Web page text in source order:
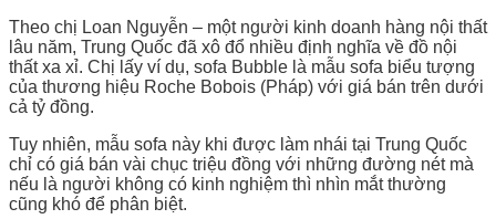
Theo chị Loan Nguyễn – một người kinh doanh hàng nội thất
lâu năm, Trung Quốc đã xô đổ nhiều định nghĩa về đồ nội
thất xa xỉ. Chị lấy ví dụ, sofa Bubble là mẫu sofa biểu tượng
của thương hiệu Roche Bobois (Pháp) với giá bán trên dưới
cả tỷ đồng.
Tuy nhiên, mẫu sofa này khi được làm nhái tại Trung Quốc
chỉ có giá bán vài chục triệu đồng với những đường nét mà
nếu là người không có kinh nghiệm thì nhìn mắt thường
cũng khó để phân biệt.